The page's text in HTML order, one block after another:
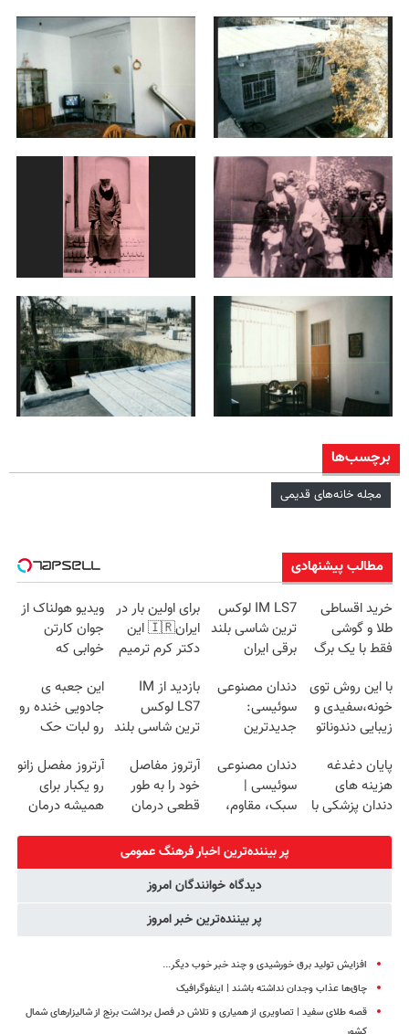
برچسب‌ها
مجله خانه‌های قدیمی
مطالب پیشنهادی
خرید اقساطی
طلا و گوشی
فقط با یک برگ
IM LS7 لوکس
ترین شاسی بلند
برقی ایران
برای اولین بار در
ایران🇮🇷 این
دکتر کرم ترمیم
ساخت!
ویدیو هولناک از
جوان کارتن
خوابی که
آموزش رایگان
با این روش توی
خونه،سفیدی و
زیبایی دندوناتو
(40%off)
دندان مصنوعی
سوئیسی:
جدیدترین
سبک و مقاوم |
پرداخت قسطی
بازدید از IM
LS7 لوکس
ترین شاسی بلند
باشگاه انقلاب
این جعبه ی
جادویی خنده رو
رو لبات حک
خرید40%تخفیف
پایان دغدغه
هزینه های
دندان پزشکی با
دندان مصنوعی
سوئیسی |
سبک، مقاوم،
رایگان+پرداخت
اقساطی😍
آرتروز مفاصل
خود را به طور
قطعی درمان
◗پرسش‌نامه◖
آرتروز مفصل زانو
رو یکبار برای
همیشه درمان
پر بیننده‌ترین اخبار فرهنگ عمومی
دیدگاه خوانندگان امروز
پر بیننده‌ترین خبر امروز
افزایش تولید برق خورشیدی و چند خبر خوب دیگر...
چاق‌ها عذاب وجدان نداشته باشند | اینفوگرافیک
قصه طلای سفید | تصاویری از همیاری و تلاش در فصل برداشت برنج از شالیزارهای شمال